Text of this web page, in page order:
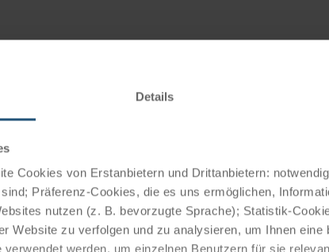
Details
Cookies von Erstanbietern und Drittanbietern:
Präferenz-Cookies, die es uns ermöglichen,
nutzen (z. B. bevorzugte Sprache); Statistik-
Website zu verfolgen und zu analysieren, um Ihnen eine
werden, um einzelnen Benutzern für sie
(falls gebucht) steht im Hotel für Sie bereit.